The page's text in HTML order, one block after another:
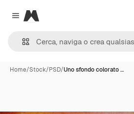
Close menu
Magnific
Home/Stock/PSD/Uno sfondo colorato …